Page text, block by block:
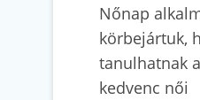
Nőnap
körbejártuk,
tanulhatnak
kedvenc női